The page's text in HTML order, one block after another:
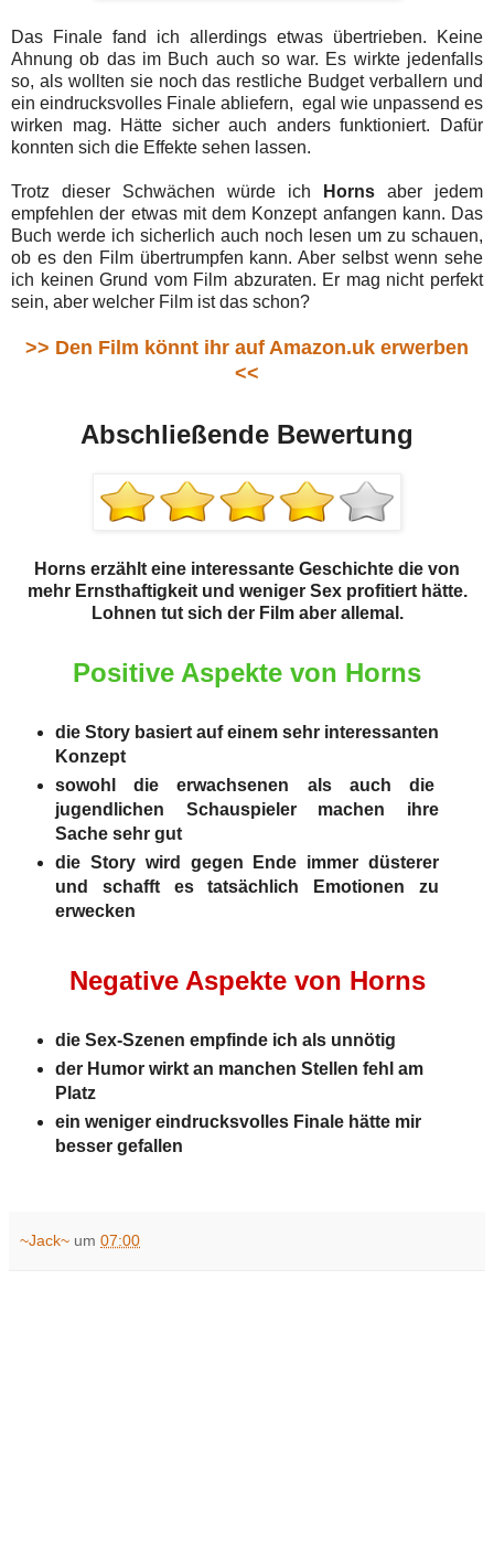
Das Finale fand ich allerdings etwas übertrieben. Keine
Ahnung ob das im Buch auch so war. Es wirkte jedenfalls
so, als wollten sie noch das restliche Budget verballern und
ein eindrucksvolles Finale abliefern, egal wie unpassend es
wirken mag. Hätte sicher auch anders funktioniert. Dafür
konnten sich die Effekte sehen lassen.
Trotz dieser Schwächen würde ich Horns aber jedem
empfehlen der etwas mit dem Konzept anfangen kann. Das
Buch werde ich sicherlich auch noch lesen um zu schauen,
ob es den Film übertrumpfen kann. Aber selbst wenn sehe
ich keinen Grund vom Film abzuraten. Er mag nicht perfekt
sein, aber welcher Film ist das schon?
>> Den Film könnt ihr auf Amazon.uk erwerben
<<
Abschließende Bewertung
Horns erzählt eine interessante Geschichte die von
mehr Ernsthaftigkeit und weniger Sex profitiert hätte.
Lohnen tut sich der Film aber allemal.
Positive Aspekte von Horns
die Story basiert auf einem sehr interessanten
Konzept
sowohl die erwachsenen als auch die
jugendlichen Schauspieler machen ihre
Sache sehr gut
die Story wird gegen Ende immer düsterer
und schafft es tatsächlich Emotionen zu
erwecken
Negative Aspekte von Horns
die Sex-Szenen empfinde ich als unnötig
der Humor wirkt an manchen Stellen fehl am
Platz
ein weniger eindrucksvolles Finale hätte mir
besser gefallen
~Jack~ um 07:00